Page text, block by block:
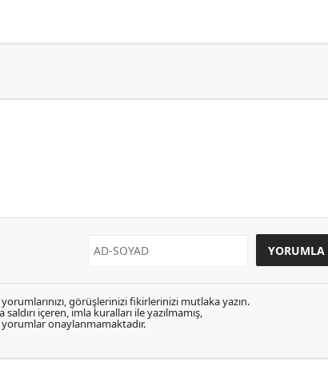
görüşlerinizi fikirlerinizi mutlaka yazın.
içeren, imla kuralları ile yazılmamış,
onaylanmamaktadır.